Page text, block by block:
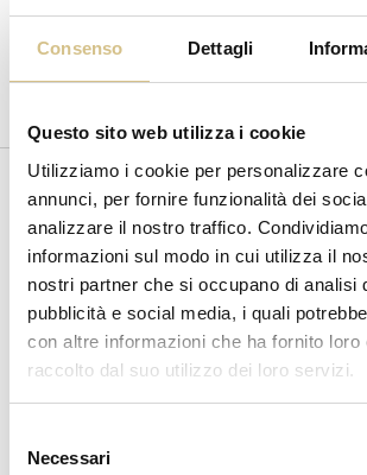
Consenso Dettagli
Questo sito web utilizza i cookie
Utilizziamo i cookie per personalizzare
annunci, per fornire funzionalità dei
analizzare il nostro traffico.
informazioni sul modo in cui utilizza il
nostri partner che si occupano di analisi
pubblicità e social media, i quali
con altre informazioni che ha fornito loro
raccolto dal suo utilizzo dei loro servizi.
delNecessari
Il settore MICE sta registrando una crescita
incremento del 50% nel 2024 per il gruppo Aries,